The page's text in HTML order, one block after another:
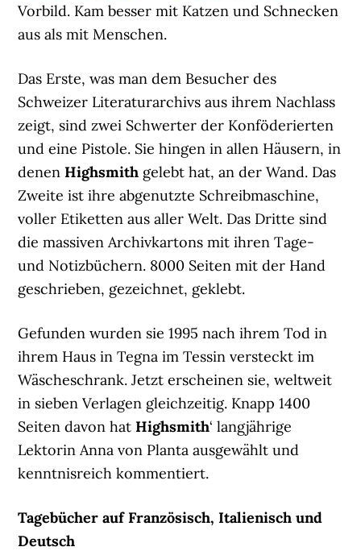
Vorbild. Kam besser mit Katzen und Schnecken
aus als mit Menschen.
Das Erste, was man dem Besucher des
Schweizer Literaturarchivs aus ihrem Nachlass
zeigt, sind zwei Schwerter der Konföderierten
und eine Pistole. Sie hingen in allen Häusern, in
denenHighsmith gelebt hat, an der Wand. Das
Zweite ist ihre abgenutzte Schreibmaschine,
voller Etiketten aus aller Welt. Das Dritte sind
die massiven Archivkartons mit ihren Tage-
und Notizbüchern. 8000 Seiten mit der Hand
geschrieben, gezeichnet, geklebt.
Gefunden wurden sie 1995 nach ihrem Tod in
ihrem Haus in Tegna im Tessin versteckt im
Wäscheschrank. Jetzt erscheinen sie, weltweit
in sieben Verlagen gleichzeitig. Knapp 1400
Seiten davon hatHighsmith‘ langjährige
Lektorin Anna von Planta ausgewählt und
kenntnisreich kommentiert.
Tagebücher auf Französisch, Italienisch und
Deutsch